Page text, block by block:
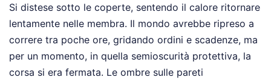
Si distese sotto le coperte, sentendo il calore ritornare
lentamente nelle membra. Il mondo avrebbe ripreso a
correre tra poche ore, gridando ordini e scadenze, ma
per un momento, in quella semioscurità protettiva, la
corsa si era fermata. Le ombre sulle pareti